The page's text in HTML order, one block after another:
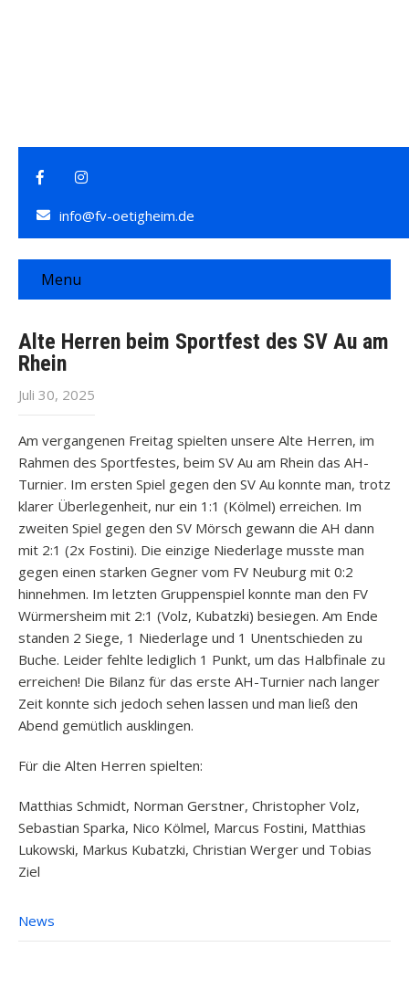
info@fv-oetigheim.de
Menu
Alte Herren beim Sportfest des SV Au am
Rhein
Juli 30, 2025
Am vergangenen Freitag spielten unsere Alte Herren, im
Rahmen des Sportfestes, beim SV Au am Rhein das AH-
Turnier. Im ersten Spiel gegen den SV Au konnte man, trotz
klarer Überlegenheit, nur ein 1:1 (Kölmel) erreichen. Im
zweiten Spiel gegen den SV Mörsch gewann die AH dann
mit 2:1 (2x Fostini). Die einzige Niederlage musste man
gegen einen starken Gegner vom FV Neuburg mit 0:2
hinnehmen. Im letzten Gruppenspiel konnte man den FV
Würmersheim mit 2:1 (Volz, Kubatzki) besiegen. Am Ende
standen 2 Siege, 1 Niederlage und 1 Unentschieden zu
Buche. Leider fehlte lediglich 1 Punkt, um das Halbfinale zu
erreichen! Die Bilanz für das erste AH-Turnier nach langer
Zeit konnte sich jedoch sehen lassen und man ließ den
Abend gemütlich ausklingen.
Für die Alten Herren spielten:
Matthias Schmidt, Norman Gerstner, Christopher Volz,
Sebastian Sparka, Nico Kölmel, Marcus Fostini, Matthias
Lukowski, Markus Kubatzki, Christian Werger und Tobias
Ziel
News